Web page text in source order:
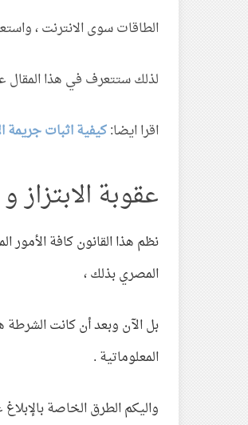
الطاقات سوى الانترنت ،
لذلك ستتعرف في هذا المقال
اقرا ايضا:كيفية اثبات جريمة
عقوبة
نظم هذا القانون كافة الأمور
المصري بذلك ،
بل الآن وبعد أن كانت
المعلوماتية .
واليكم الطرق الخاصة